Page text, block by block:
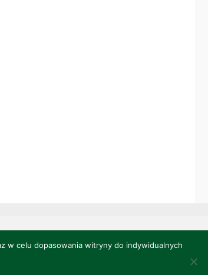
Oparte naAnima&WordPress.
w celu dopasowania witryny do indywidualnych